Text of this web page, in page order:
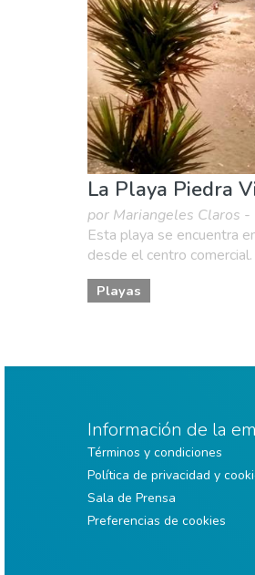
La Playa Piedra
por Mariangeles Claros
Esta playa se encuentra
desde el centro
Playas
Información de la
Términos y condiciones
Política de privacidad y
Sala de Prensa
Preferencias de cookies